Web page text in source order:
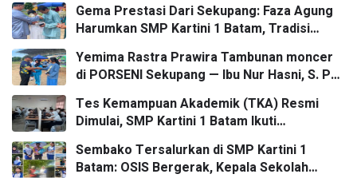
Kartini 1 Batam—Kembali Menorehkan Juara
II FLS3N dalam Panggung Kompetisi
Bergengsi
Gema Prestasi Dari Sekupang: Faza Agung
Harumkan SMP Kartini 1 Batam, Tradisi
Yemima Rastra Prawira Tambunan moncer
di PORSENI Sekupang — Ibu Nur Hasni, S. Pd
dan Mr. Irwan Herika, M. Pd apresiasi
prestasi emas yang menggema
Tes Kemampuan Akademik (TKA) Resmi
Dimulai, SMP Kartini 1 Batam Ikuti
Sembako Tersalurkan di SMP Kartini 1
Batam: OSIS Bergerak, Kepala Sekolah